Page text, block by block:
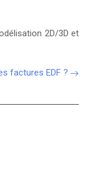
2D/3D et
factures EDF ?